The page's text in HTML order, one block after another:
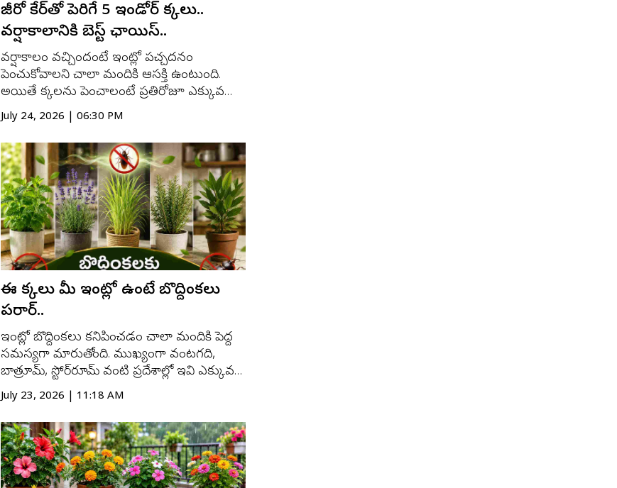
జీరో కేర్‌తో పెరిగే 5 ఇండోర్ మొక్కలు..
వర్షాకాలానికి బెస్ట్ ఛాయిస్..
వర్షాకాలం వచ్చిందంటే ఇంట్లో పచ్చదనం
పెంచుకోవాలని చాలా మందికి ఆసక్తి ఉంటుంది.
అయితే మొక్కలను పెంచాలంటే ప్రతిరోజూ ఎక్కువ
సమయం కేటాయించాలని భావించి వెనుకడుగు
వేస్తుంటారు. కానీ కొన్ని ఇండోర్ మొక్కలు చాలా తక్కువ
సంరక్షణతోనే వేగంగా పెరుగుతాయి. వర్షాకాలంలో
గాలిలో తేమ ఎక్కువగా ఉండటం వల్ల ఇవి మరింత
చక్కగా...
July 24, 2026 | 06:30 PM
ఈ మొక్కలు మీ ఇంట్లో ఉంటే బొద్దింకలు
పరార్..
ఇంట్లో బొద్దింకలు కనిపించడం చాలా మందికి పెద్ద
సమస్యగా మారుతోంది. ముఖ్యంగా వంటగది,
బాత్రూమ్, స్టోర్‌రూమ్ వంటి ప్రదేశాల్లో ఇవి ఎక్కువగా
తిరుగుతుంటాయి. బొద్దింకలను తరిమేందుకు
చాలామంది రసాయన స్ప్రేలు ఉపయోగిస్తుంటారు.
అయితే కొన్ని ఇండోర్ మొక్కలు (Indoor Plants)
సహజంగా విడుదల చేసే సువాసనలు, నూనెల
కారణం...
July 23, 2026 | 11:18 AM